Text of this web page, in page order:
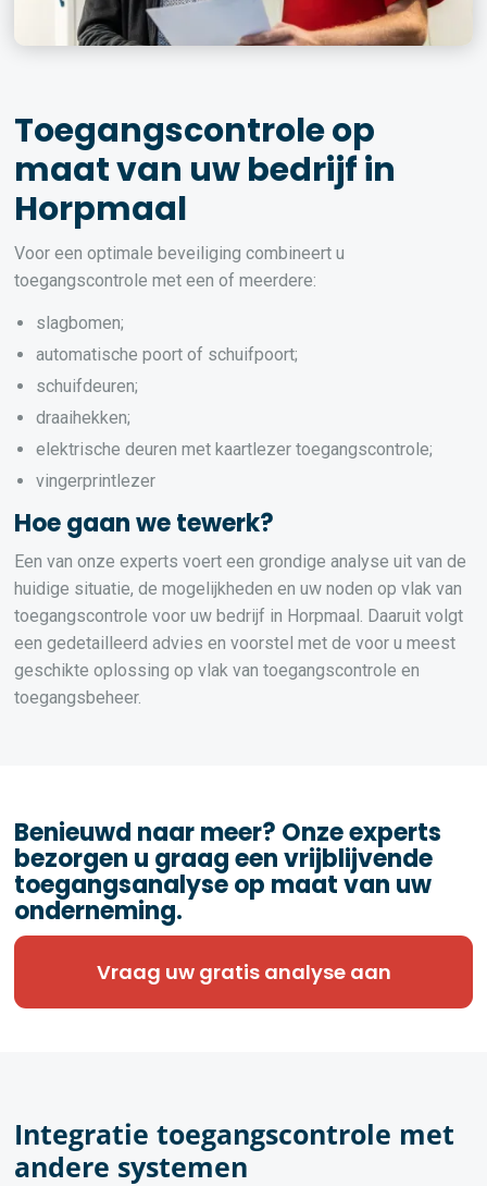
Toegangscontrole op
maat van uw bedrijf in
Horpmaal
Voor een optimale beveiliging combineert u
toegangscontrole met een of meerdere:
slagbomen;
automatische poort of schuifpoort;
schuifdeuren;
draaihekken;
elektrische deuren met kaartlezer toegangscontrole;
vingerprintlezer
Hoe gaan we tewerk?
Een van onze experts voert een grondige analyse uit van de
huidige situatie, de mogelijkheden en uw noden op vlak van
toegangscontrole voor uw bedrijf in Horpmaal. Daaruit volgt
een gedetailleerd advies en voorstel met de voor u meest
geschikte oplossing op vlak van toegangscontrole en
toegangsbeheer.
Benieuwd naar meer? Onze experts
bezorgen u graag een vrijblijvende
toegangsanalyse op maat van uw
onderneming.
Vraag uw gratis analyse aan
Integratie toegangscontrole met
andere systemen